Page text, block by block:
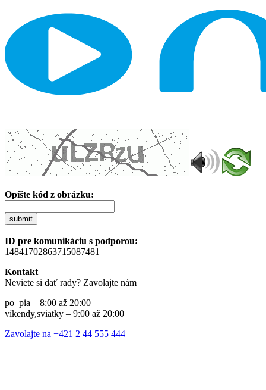
Opíšte kód z obrázku:
submit
ID pre komunikáciu s podporou:
14841702863715087481
Kontakt
Neviete si dať rady? Zavolajte nám
po–pia – 8:00 až 20:00
víkendy,sviatky – 9:00 až 20:00
Zavolajte na +421 2 44 555 444